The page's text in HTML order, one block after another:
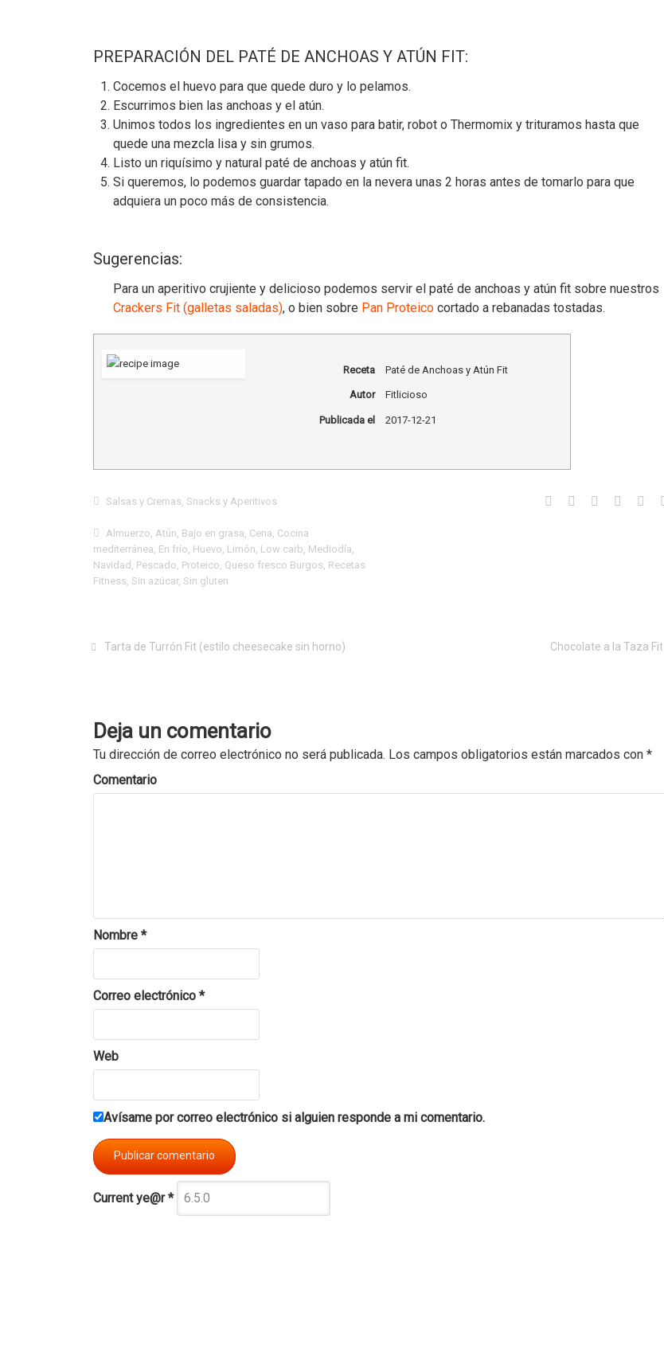
PREPARACIÓN DEL PATÉ DE ANCHOAS Y ATÚN FIT:
Cocemos el huevo para que quede duro y lo pelamos.
Escurrimos bien las anchoas y el atún.
Unimos todos los ingredientes en un vaso para batir, robot o Thermomix y trituramos hasta que
quede una mezcla lisa y sin grumos.
Listo un riquísimo y natural paté de anchoas y atún fit.
Si queremos, lo podemos guardar tapado en la nevera unas 2 horas antes de tomarlo para que
adquiera un poco más de consistencia.
Sugerencias:
Para un aperitivo crujiente y delicioso podemos servir el paté de anchoas y atún fit sobre nuestros
Crackers Fit (galletas saladas), o bien sobre Pan Proteico cortado a rebanadas tostadas.
Receta Paté de Anchoas y Atún Fit
Autor Fitlicioso
Publicada el 2017-12-21
Salsas y Cremas Snacks y Aperitivos
Almuerzo Atún Bajo en grasa Cena Cocina
mediterránea En frío Huevo Limón Low carb Mediodía
Navidad Pescado Proteico Queso fresco Burgos Recetas
Fitness Sin azúcar, Sin gluten
Tarta de Turrón Fit (estilo cheesecake sin horno) Chocolate a la Taza Fit
Deja un comentario
Tu dirección de correo electrónico no será publicada. Los campos obligatorios están marcados con *
Comentario
Nombre *
Correo electrónico *
Web
Avísame por correo electrónico si alguien responde a mi comentario.
Current ye@r*